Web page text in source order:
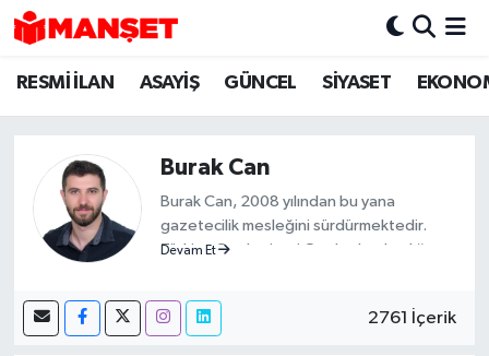
RESMİ İLAN ASAYİŞ GÜNCEL SİYASET
Burak Can
Burak Can, 2008 yılından bu yana
gazetecilik mesleğini sürdürmektedir.
Türkiye Cumhuriyeti Cumhurbaşkanlığı
Kartı sahibidir. 2019-2026 yılları arasında
Demirören Haber Ajansı (DHA) Kırıkkale
Devam Et
2761 İçerik
Hava Durumu
Süper Lig Puan Durumu ve Fikstür
Tüm Manşetler
Son Dakika Haberleri